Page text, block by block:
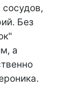
сосудов,
Без
а